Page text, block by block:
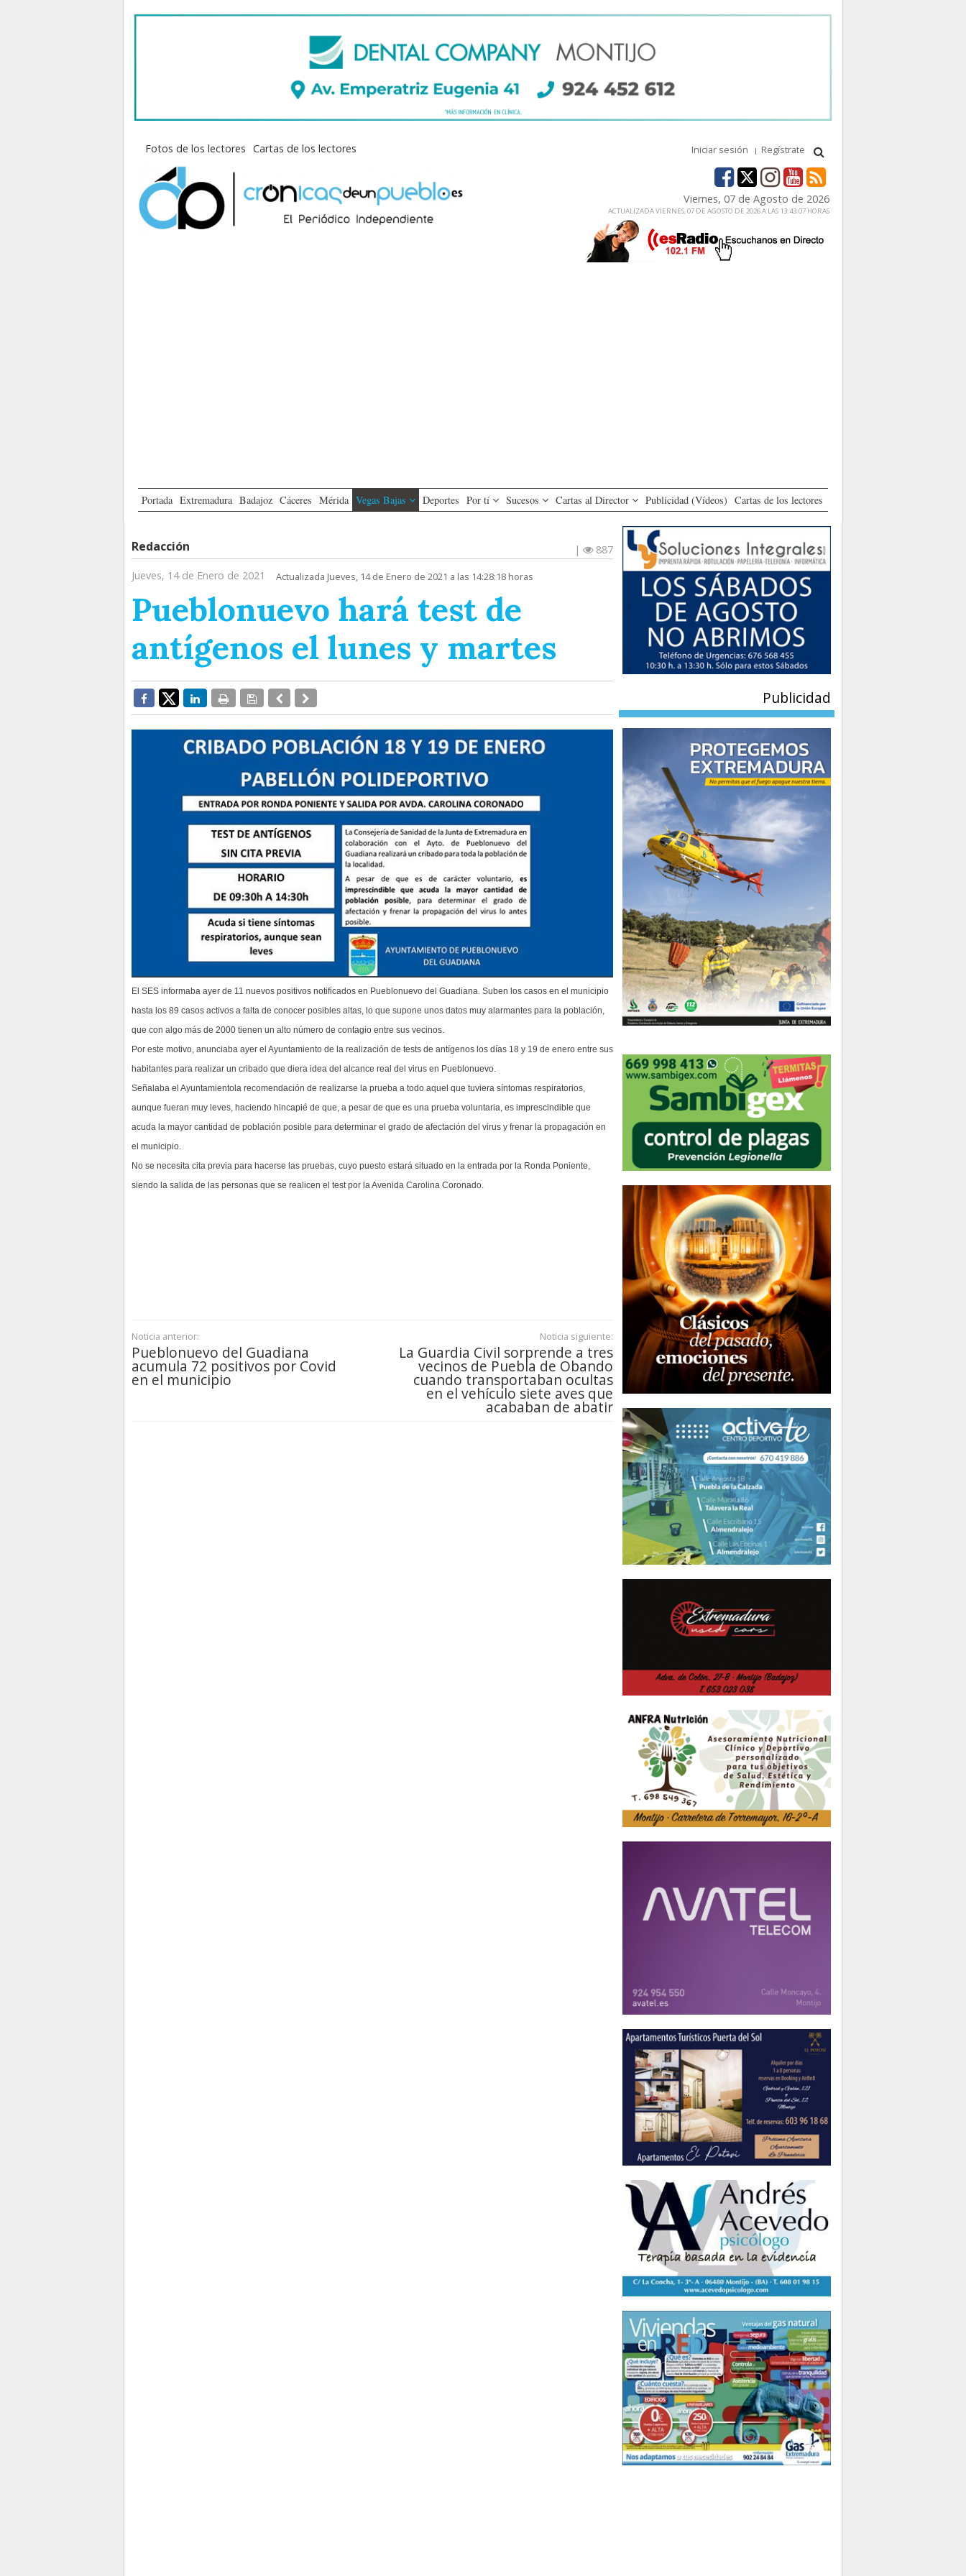
Fotos de los lectores Cartas de los lectores Iniciar sesión Regístrate
Viernes, 07 de Agosto de 2026
ACTUALIZADA VIERNES, 07 DE AGOSTO DE 2026 A LAS 13:43:07 HORAS
Portada Extremadura Badajoz Cáceres Mérida Vegas Bajas Deportes Por tí Sucesos Cartas al Director Publicidad (Vídeos) Cartas de los lectores
Redacción |
887
Jueves, 14 de Enero de 2021
Actualizada Jueves, 14 de Enero de 2021 a las 14:28:18 horas
Pueblonuevo hará test de
antígenos el lunes y martes
El SES informaba ayer de 11 nuevos positivos notificados en Pueblonuevo del Guadiana. Suben los casos en el municipio
hasta los 89 casos activos a falta de conocer posibles altas, lo que supone unos datos muy alarmantes para la población,
que con algo más de 2000 tienen un alto número de contagio entre sus vecinos.
Por este motivo, anunciaba ayer el Ayuntamiento de la realización de tests de antígenos los días 18 y 19 de enero entre sus
habitantes para realizar un cribado que diera idea del alcance real del virus en Pueblonuevo.
Señalaba el Ayuntamientola recomendación de realizarse la prueba a todo aquel que tuviera síntomas respiratorios,
aunque fueran muy leves, haciendo hincapié de que, a pesar de que es una prueba voluntaria, es imprescindible que
acuda la mayor cantidad de población posible para determinar el grado de afectación del virus y frenar la propagación en
el municipio.
No se necesita cita previa para hacerse las pruebas, cuyo puesto estará situado en la entrada por la Ronda Poniente,
siendo la salida de las personas que se realicen el test por la Avenida Carolina Coronado.
Noticia anterior:
Pueblonuevo del Guadiana
acumula 72 positivos por Covid
en el municipio
Noticia siguiente:
La Guardia Civil sorprende a tres
vecinos de Puebla de Obando
cuando transportaban ocultas
en el vehículo siete aves que
acababan de abatir
Publicidad